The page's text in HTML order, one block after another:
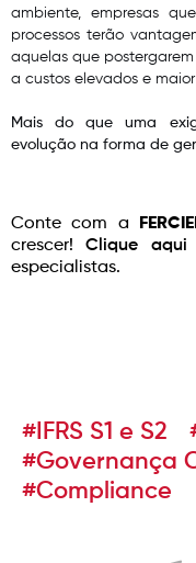
ambiente, empresas
processos terão
aquelas que
a custos elevados e
Mais do que uma
evolução na forma de
Conte com a
crescer!Clique aqui
especialistas.
#IFRS S1 e S2
#Governança
#Compliance